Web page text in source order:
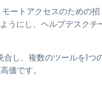
ートアクセスのための招
うにし、ヘルプデスクチ
し、複数のツールを1つ
価です。